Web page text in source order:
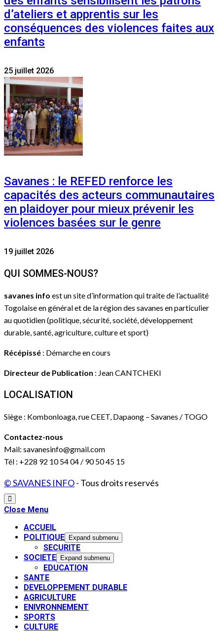
d’ateliers et apprentis sur les
conséquences des violences faites aux
enfants
25 juillet 2026
Savanes : le REFED renforce les
capacités des acteurs communautaires
en plaidoyer pour mieux prévenir les
violences basées sur le genre
19 juillet 2026
QUI SOMMES-NOUS?
savanes info est un site d’information qui traite de l’actualité
Togolaise en général et de la région des savanes en particulier
au quotidien (politique, sécurité, société, développement
durable, santé, agriculture, culture et sport)
Récépissé : Démarche en cours
Directeur de Publication : Jean CANTCHEKI
LOCALISATION
Siège : Kombonloaga, rue CEET, Dapaong – Savanes / TOGO
Contactez-nous
Mail: savanesinfo@gmail.com
Tél : +228 92 10 54 04 / 90 50 45 15
© SAVANES INFO- Tous droits reservés
Close Menu
ACCUEIL
POLITIQUE
Expand submenu
SECURITE
SOCIETE
Expand submenu
EDUCATION
SANTE
DEVELOPPEMENT DURABLE
AGRICULTURE
ENIVRONNEMENT
SPORTS
CULTURE